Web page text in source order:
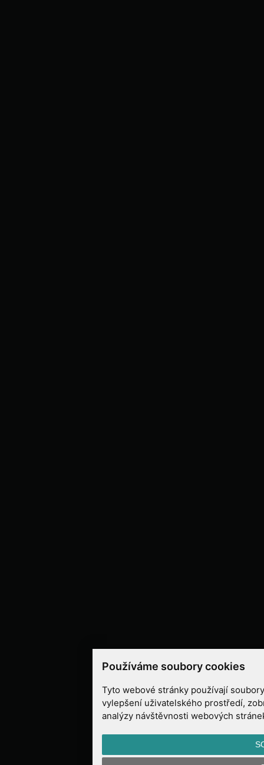
Používáme soubory cookies
Tyto webové stránky používají
vylepšení uživatelského prostředí,
analýzy návštěvnosti webových